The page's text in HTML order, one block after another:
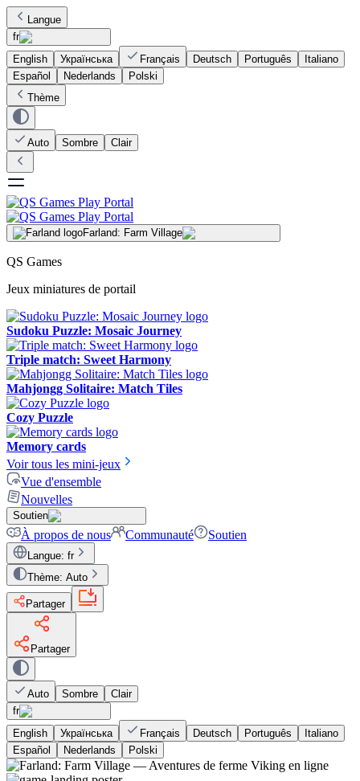
Langue
fr
English
Українська Français Deutsch Português
Italiano
Español
Nederlands
Polski
Thème
Auto Sombre Clair
Farland: Farm Village
QS Games
Jeux miniatures de portail
Sudoku Puzzle: Mosaic Journey
Triple match: Sweet Harmony
Mahjongg Solitaire: Match Tiles
Cozy Puzzle
Memory cards
Voir tous les mini-jeux
Vue d'ensemble
Nouvelles
Soutien
À propos de nous Communauté Soutien
Langue: fr
Thème: Auto
Partager
Partager
Auto Sombre
Clair
fr
English
Українська Français Deutsch Português
Italiano
Español
Nederlands Polski